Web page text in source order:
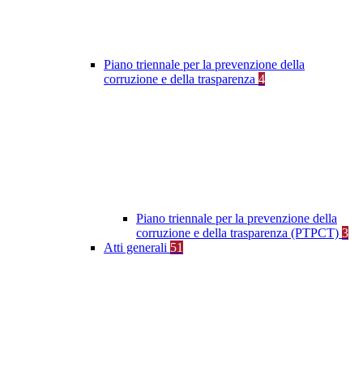
Piano triennale per la prevenzione della
corruzione e della trasparenza 4
Piano triennale per la prevenzione della
corruzione e della trasparenza (PTPCT) 3
Atti generali 51